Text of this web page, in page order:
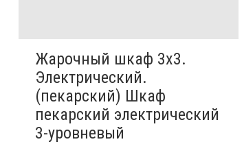
Жарочный шкаф 3х3.
Электрический.
(пекарский) Шкаф
пекарский электрический
3-уровневый